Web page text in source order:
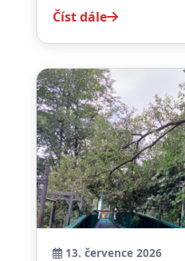
Číst dále
13. července 2026